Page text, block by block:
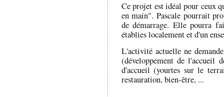
Ce projet est idéal pour ceux
en main". Pascale pourrait
de démarrage. Elle pourra
établies localement et d'un
L'activité actuelle ne
(développement de l'accueil
d'accueil (yourtes sur le
restauration, bien-être, ...